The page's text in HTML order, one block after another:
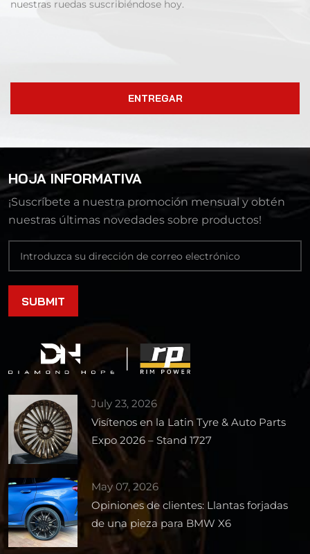
nuestras ruedas suscribiéndose hoy.
ENTREGAR
HOJA INFORMATIVA
¡Suscríbete a nuestra promoción mensual y obtén
nuestras últimas novedades sobre productos!
July 23, 2026
Visítenos en la Latin Tyre & Auto Parts
Expo 2026 – Stand 1727
May 07, 2026
Opiniones de clientes: Llantas forjadas
de una pieza para BMW X6